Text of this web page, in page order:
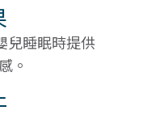
兒睡眠時提供
。